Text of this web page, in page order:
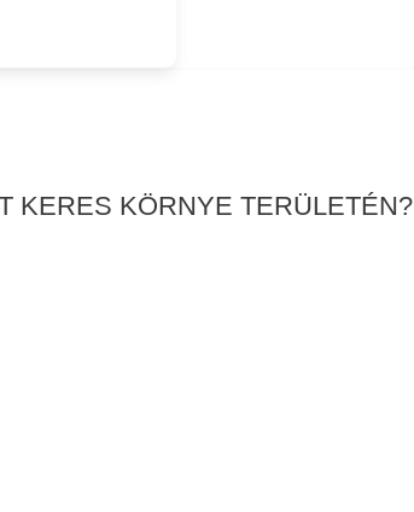
KERES KÖRNYE TERÜLETÉN?